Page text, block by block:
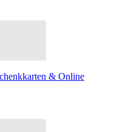
& Online